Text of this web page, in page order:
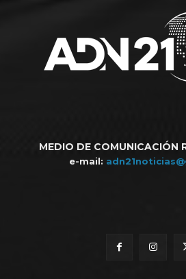
MEDIO DE COMUNICACIÓN
e-mail: